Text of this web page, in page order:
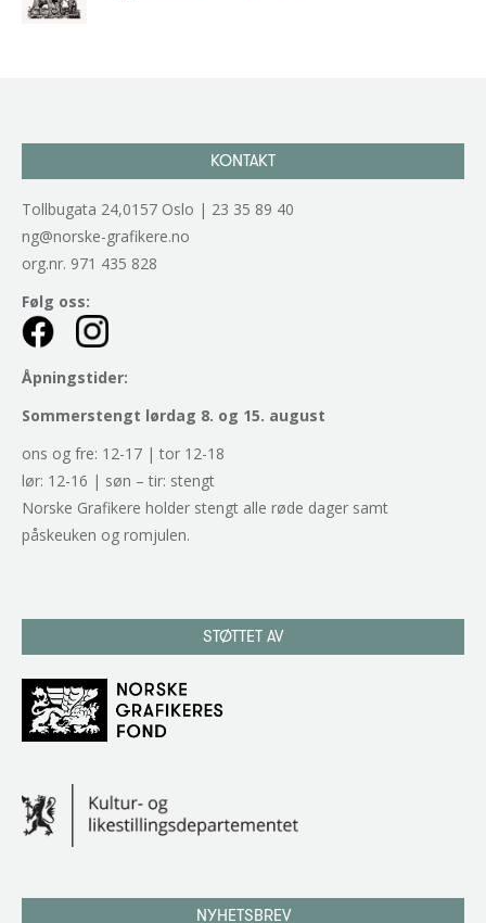
KONTAKT
Tollbugata 24,0157 Oslo | 23 35 89 40
ng@norske-grafikere.no
org.nr. 971 435 828
Følg oss:
Åpningstider:
Sommerstengt lørdag 8. og 15. august
ons og fre: 12-17 | tor 12-18
lør: 12-16 | søn – tir: stengt
Norske Grafikere holder stengt alle røde dager samt
påskeuken og romjulen.
STØTTET AV
NYHETSBREV